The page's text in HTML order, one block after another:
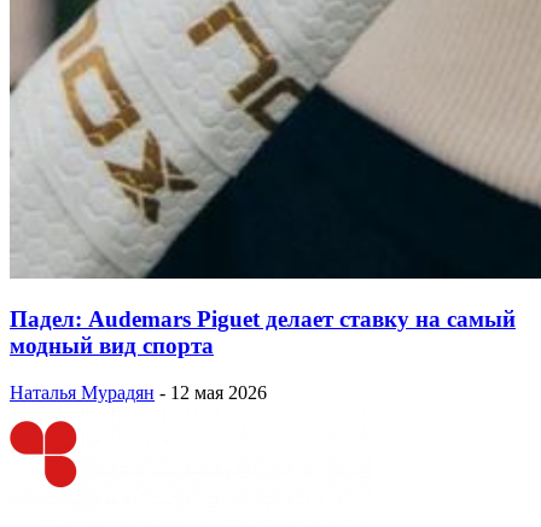
Падел: Audemars Piguet делает ставку на самый
модный вид спорта
Наталья Мурадян - 12 мая 2026